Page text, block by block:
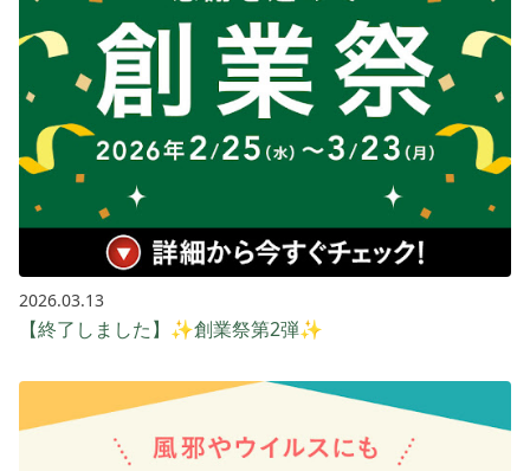
2026.03.13
【終了しました】✨創業祭第2弾✨